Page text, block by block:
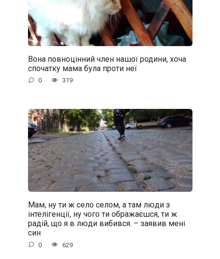
Вона повноцінний член нашої родини, хоча
спочатку мама була проти неї
0 319
Мам, ну ти ж село селом, а там люди з
інтелігенції, ну чого ти ображаєшся, ти ж
радій, що я в люди вибився. – заявив мені
син
0 629